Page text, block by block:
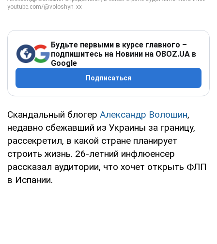
Будьте первыми в курсе главного –
подпишитесь на Новини на OBOZ.UA в
Google
Подписаться
Скандальный блогер Александр Волошин,
недавно сбежавший из Украины за границу,
рассекретил, в какой стране планирует
строить жизнь. 26-летний инфлюенсер
рассказал аудитории, что хочет открыть ФЛП
в Испании.